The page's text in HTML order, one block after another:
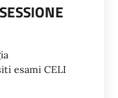
esami CELI